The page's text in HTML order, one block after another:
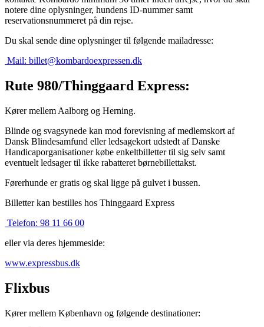
notere dine oplysninger, hundens ID-nummer samt
reservationsnummeret på din rejse.
Du skal sende dine oplysninger til følgende mailadresse:
Mail: billet@kombardoexpressen.dk
Rute 980/Thinggaard Express:
Kører mellem Aalborg og Herning.
Blinde og svagsynede kan mod forevisning af medlemskort af
Dansk Blindesamfund eller ledsagekort udstedt af Danske
Handicaporganisationer købe enkeltbilletter til sig selv samt
eventuelt ledsager til ikke rabatteret børnebillettakst.
Førerhunde er gratis og skal ligge på gulvet i bussen.
Billetter kan bestilles hos Thinggaard Express
Telefon: 98 11 66 00
eller via deres hjemmeside:
www.expressbus.dk
Flixbus
Kører mellem København og følgende destinationer: